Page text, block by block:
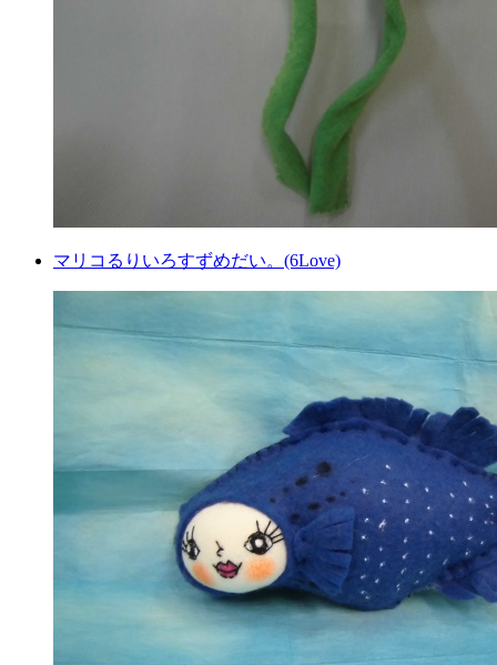
マリコるりいろすずめだい。(6Love)